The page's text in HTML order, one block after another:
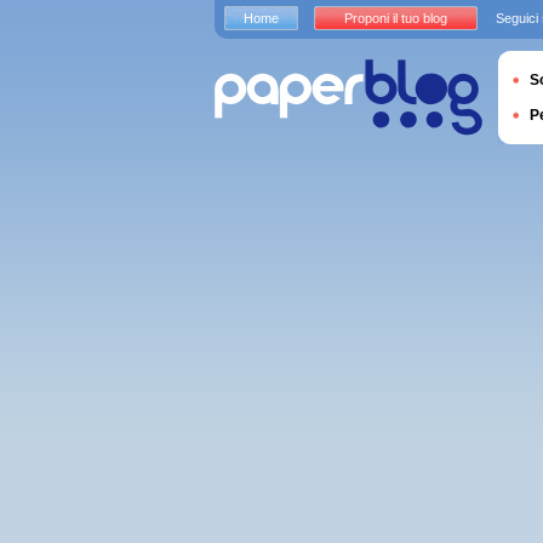
Home Proponi il tuo blog Seguici